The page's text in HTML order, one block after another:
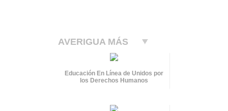
AVERIGUA MÁS
Educación En Línea de Unidos por
los Derechos Humanos